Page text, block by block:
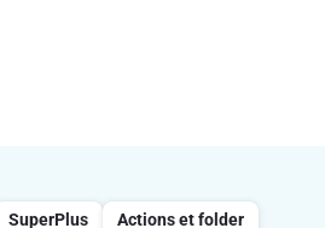
SuperPlus
Actions et folder